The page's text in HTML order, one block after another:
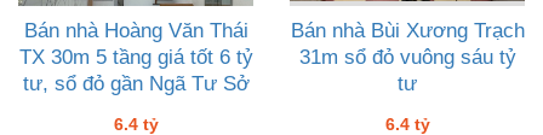
Bán nhà Hoàng Văn Thái
TX 30m 5 tầng giá tốt 6 tỷ
tư, sổ đỏ gần Ngã Tư Sở
6.4 tỷ
Bán nhà Bùi Xương Trạch
31m sổ đỏ vuông sáu tỷ
tư
6.4 tỷ